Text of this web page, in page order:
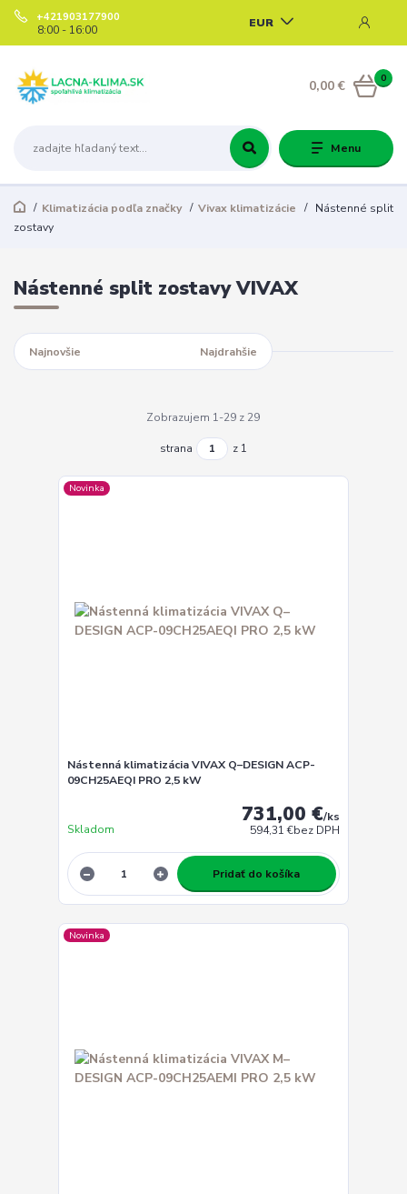
Menu
EUR
+421903177900
8:00 - 16:00
0
0,00 €
Klimatizácia podľa značky Vivax klimatizácie
Nástenné split
zostavy
Nástenné split zostavy VIVAX
Najnovšie Najdrahšie
Zobrazujem 1-29 z 29
strana z 1
Novinka
Nástenná klimatizácia VIVAX Q–DESIGN ACP-
09CH25AEQI PRO 2,5 kW
731,00 €/ks
594,31 €bez DPH
Skladom
Pridať do košíka
Novinka